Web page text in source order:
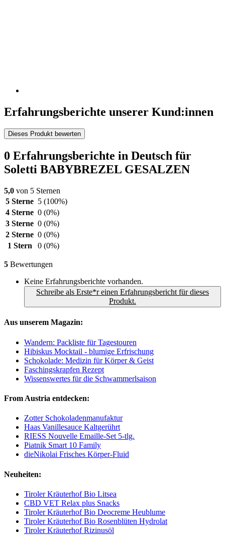
Erfahrungsberichte unserer Kund:innen
Dieses Produkt bewerten
0 Erfahrungsberichte in Deutsch für
Soletti BABYBREZEL GESALZEN
5,0 von 5 Sternen
5 Sterne 5 (100%)
4 Sterne 0 (0%)
3 Sterne 0 (0%)
2 Sterne 0 (0%)
1 Stern
0 (0%)
5 Bewertungen
Keine Erfahrungsberichte vorhanden.
Schreibe als Erste*r einen Erfahrungsbericht für dieses
Produkt.
Aus unserem Magazin:
Wandern: Packliste für Tagestouren
Hibiskus Mocktail - blumige Erfrischung
Schokolade: Medizin für Körper & Geist
Faschingskrapfen Rezept
Wissenswertes für die Schwammerlsaison
From Austria entdecken:
Zotter Schokoladenmanufaktur
Haas Vanillesauce Kaltgerührt
RIESS Nouvelle Emaille-Set 5-tlg.
Piatnik Smart 10 Family
dieNikolai Frisches Körper-Fluid
Neuheiten:
Tiroler Kräuterhof Bio Litsea
CBD VET Relax plus Snacks
Tiroler Kräuterhof Bio Deocreme Heublume
Tiroler Kräuterhof Bio Rosenblüten Hydrolat
Tiroler Kräuterhof Rizinusöl